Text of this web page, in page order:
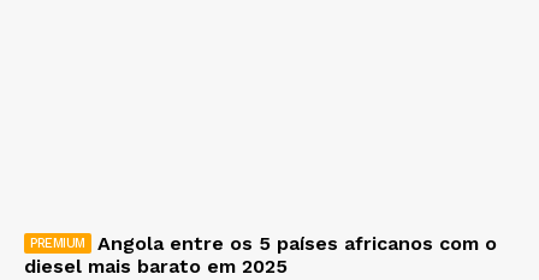
Angola entre os 5 países africanos com o
diesel mais barato em 2025